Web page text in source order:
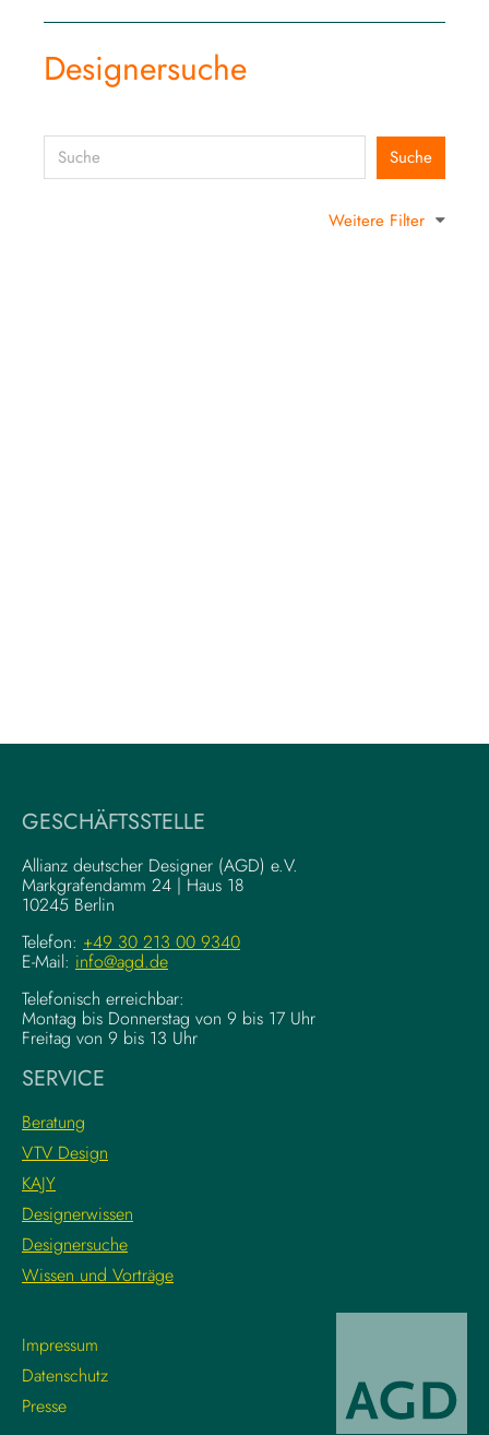
Designersuche
Weitere Filter
GESCHÄFTSSTELLE
Allianz deutscher Designer (AGD) e.V.
Markgrafendamm 24 | Haus 18
10245 Berlin
Telefon: +49 30 213 00 9340
E-Mail: info@agd.de
Telefonisch erreichbar:
Montag bis Donnerstag von 9 bis 17 Uhr
Freitag von 9 bis 13 Uhr
SERVICE
Beratung
VTV Design
KAJY
Designerwissen
Designersuche
Wissen und Vorträge
Impressum
Datenschutz
Presse